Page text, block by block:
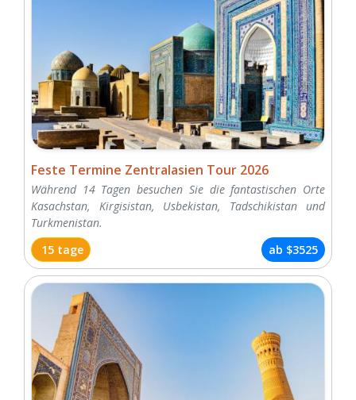
Feste Termine Zentralasien Tour 2026
Während 14 Tagen besuchen Sie die fantastischen Orte
Kasachstan, Kirgisistan, Usbekistan, Tadschikistan und
Turkmenistan.
15 tage
ab $3525